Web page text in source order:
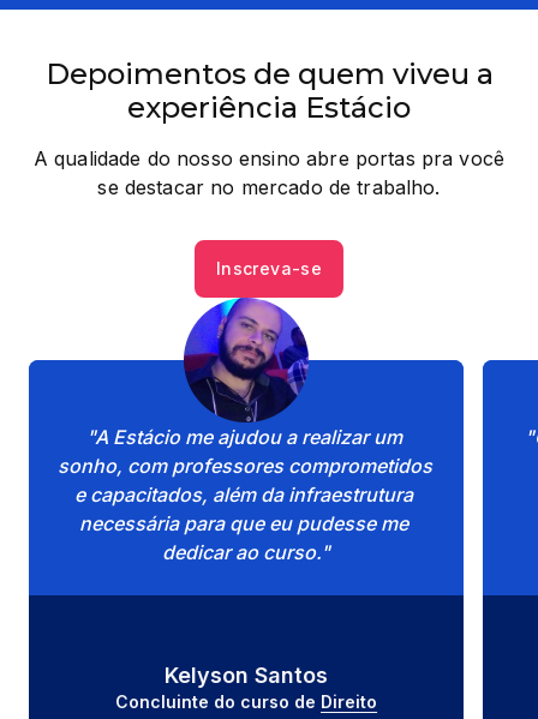
Depoimentos de quem viveu a
experiência Estácio
A qualidade do nosso ensino abre portas pra você
se destacar no mercado de trabalho.
Inscreva-se
"A Estácio me ajudou a realizar um
sonho, com professores comprometidos
e capacitados, além da infraestrutura
necessária para que eu pudesse me
dedicar ao curso."
Kelyson Santos
Concluinte do curso de Direito